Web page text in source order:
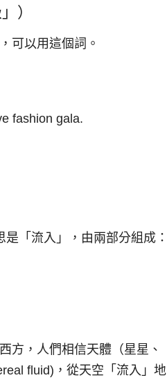
）
可以用這個詞。
fashion gala.
是「流入」，由兩部分組成：
方，人們相信天體（星星、
fluid)，從天空「流入」地